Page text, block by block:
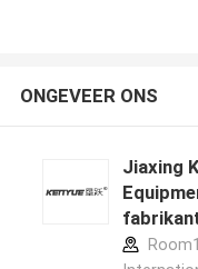
ONGEVEER ONS
Jiaxing